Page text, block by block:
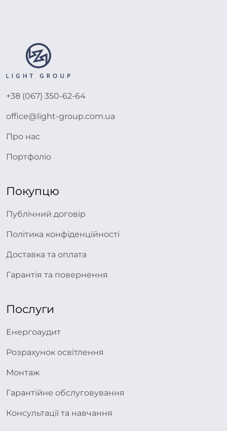
+38 (067) 350-62-64
office@light-group.com.ua
Про нас
Портфоліо
Покупцю
Публічний договір
Політика конфіденційності
Доставка та оплата
Гарантія та повернення
Послуги
Енергоаудит
Розрахунок освітлення
Монтаж
Гарантійне обслуговування
Консультації та навчання